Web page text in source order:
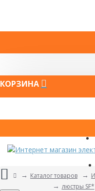
КОРЗИНА
Каталог товаров
люстры SF*